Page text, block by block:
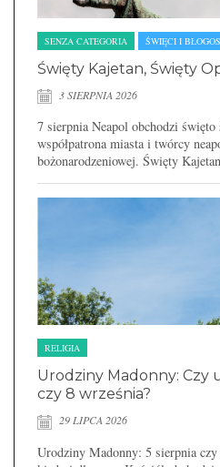
SENZA CATEGORIA ŚWIĘCI I
Święty Kajetan, Święty
3 SIERPNIA 2026
7 sierpnia Neapol obchodzi
współpatrona miasta i twórcy
bożonarodzeniowej. Święty
RELIGIA
Urodziny Madonny: Czy
czy 8 września?
29 LIPCA 2026
Urodziny Madonny: 5 sierpnia